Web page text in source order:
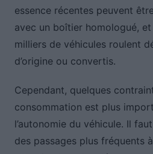
essence récentes peuvent
avec un boîtier homologué,
milliers de véhicules roulent
d’origine ou convertis.
Cependant, quelques
consommation est plus
l’autonomie du véhicule. Il
des passages plus fréquents